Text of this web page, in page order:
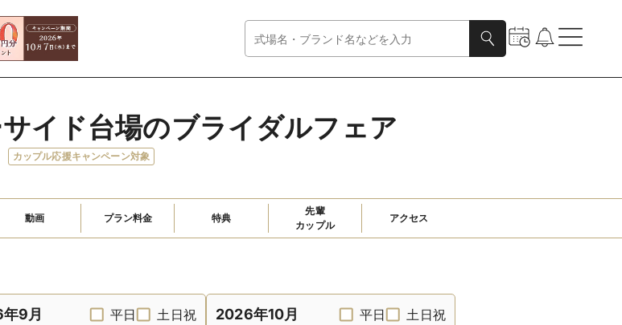
イド台場のブライダルフェア
カップル応援キャンペーン対象
動画 プラン料金 特典
先輩
カップル
アクセス
9月 平日 土日祝 2026年10月 平日 土日祝